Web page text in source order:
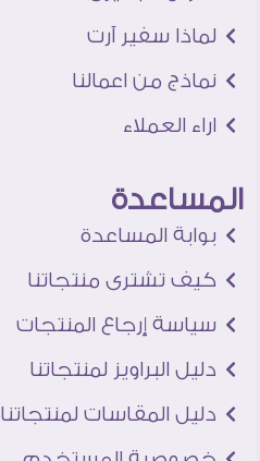
لماذا سفير آرت
نماذج من اعمالنا
اراء العملاء
المساعدة
بوابة المساعدة
كيف تشترى منتجاتنا
سياسة إرجاع المنتجات
دليل البراويز لمنتجاتنا
دليل المقاسات لمنتجاتنا